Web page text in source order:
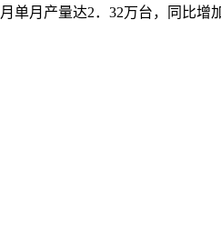
月产量达2．32万台，同比增